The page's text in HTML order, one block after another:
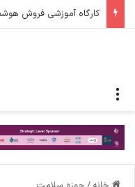
کارگاه آموزشی فروش